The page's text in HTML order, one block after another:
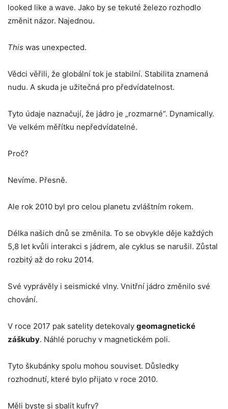
looked like a wave. Jako by se tekuté železo rozhodlo
změnit názor. Najednou.
This was unexpected.
Vědci věřili, že globální tok je stabilní. Stabilita znamená
nudu. A skuda je užitečná pro předvídatelnost.
Tyto údaje naznačují, že jádro je „rozmarné“. Dynamically.
Ve velkém měřítku nepředvídatelné.
Proč?
Nevíme. Přesně.
Ale rok 2010 byl pro celou planetu zvláštním rokem.
Délka našich dnů se změnila. To se obvykle děje každých
5,8 let kvůli interakci s jádrem, ale cyklus se narušil. Zůstal
rozbitý až do roku 2014.
Své vyprávěly i seismické vlny. Vnitřní jádro změnilo své
chování.
V roce 2017 pak satelity detekovaly geomagnetické
záškuby. Náhlé poruchy v magnetickém poli.
Tyto škubánky spolu mohou souviset. Důsledky
rozhodnutí, které bylo přijato v roce 2010.
Měli byste si sbalit kufry?